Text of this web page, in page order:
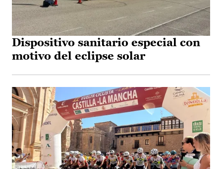
Dispositivo sanitario especial con
motivo del eclipse solar